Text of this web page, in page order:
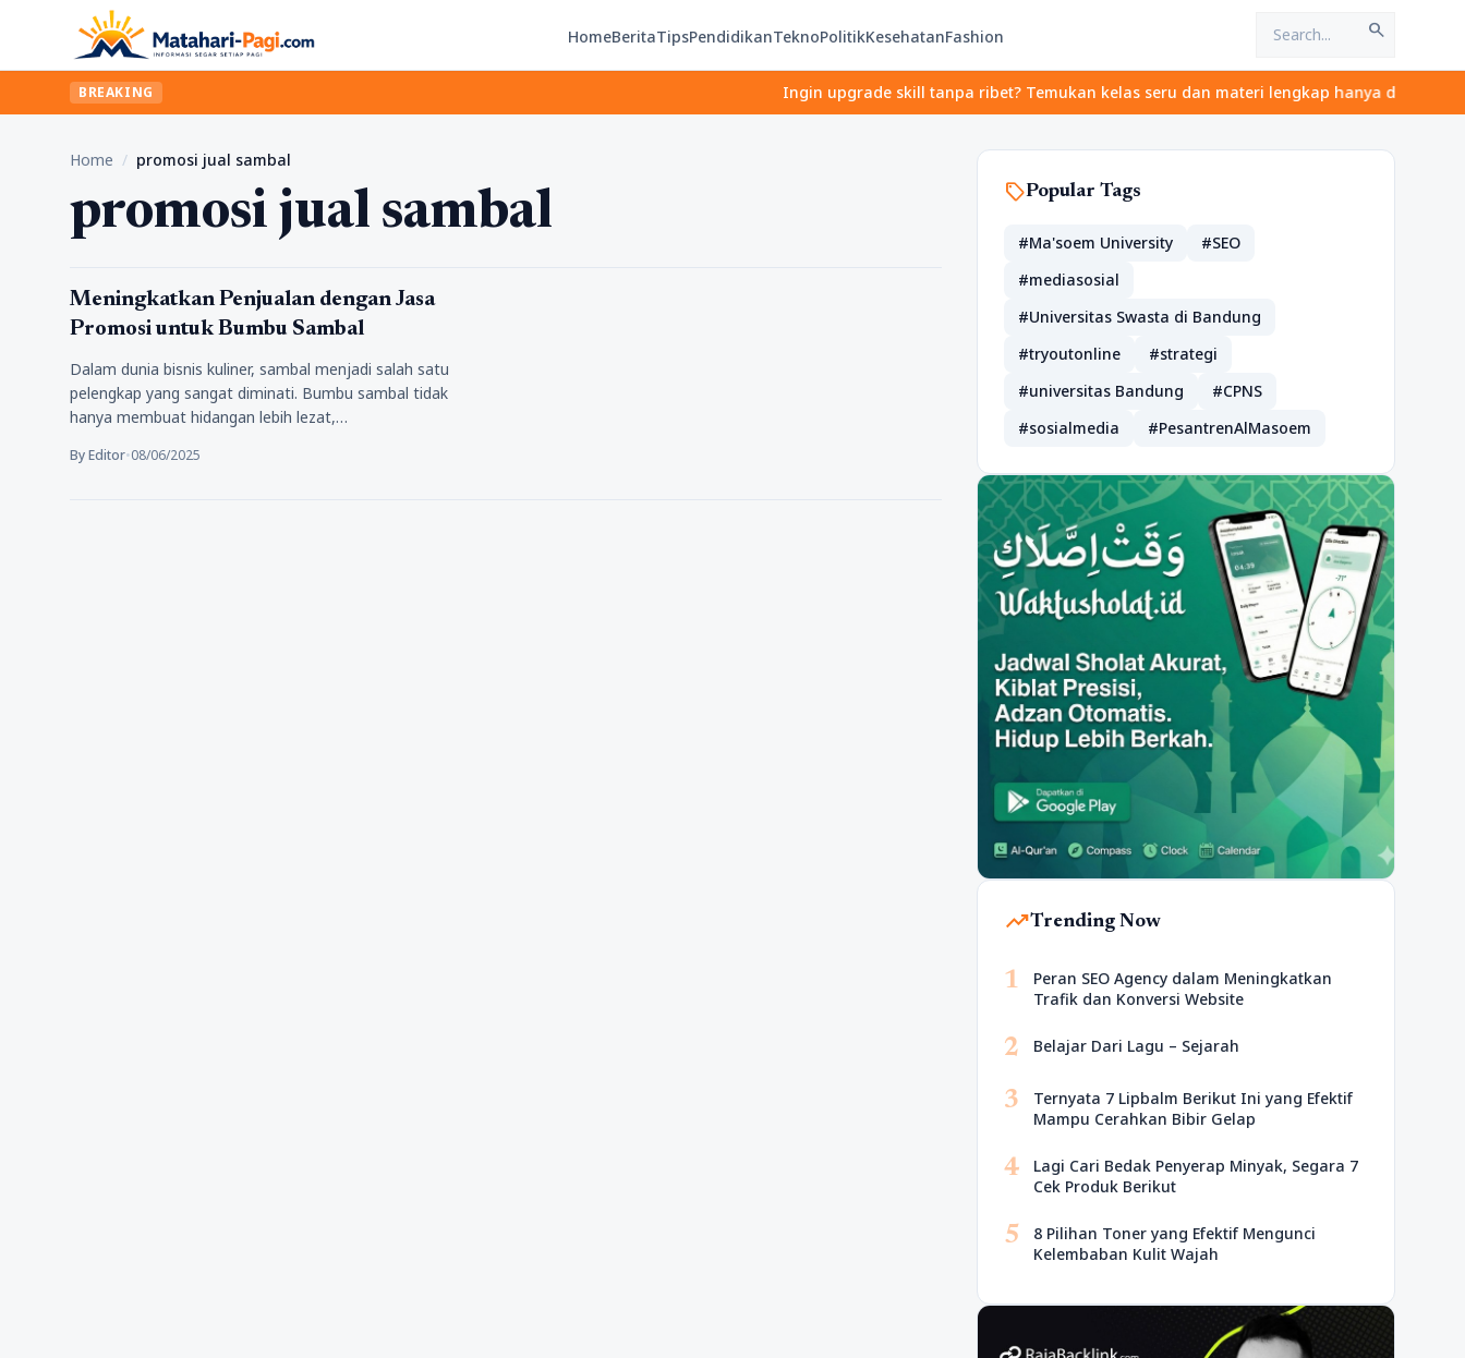
HomeBeritaTipsPendidikanTeknoPolitikKesehatanFashion search
BREAKING Ingin upgrade skill tanpa ribet? Temukan kelas seru dan materi lengkap hanya di
Home / promosi jual sambal
promosi jual sambal
Kuliner
Meningkatkan Penjualan dengan Jasa
Promosi untuk Bumbu Sambal
Dalam dunia bisnis kuliner, sambal menjadi salah satu
pelengkap yang sangat diminati. Bumbu sambal tidak
hanya membuat hidangan lebih lezat,…
By Editor•08/06/2025
sellPopular Tags
#Ma'soem University
#SEO
#mediasosial
#Universitas Swasta di Bandung
#tryoutonline
#strategi
#universitas Bandung
#CPNS
#sosialmedia
#PesantrenAlMasoem
trending_upTrending Now
1
Peran SEO Agency dalam Meningkatkan
Trafik dan Konversi Website
2 Belajar Dari Lagu – Sejarah
3
Ternyata 7 Lipbalm Berikut Ini yang Efektif
Mampu Cerahkan Bibir Gelap
4
Lagi Cari Bedak Penyerap Minyak, Segara 7
Cek Produk Berikut
5
8 Pilihan Toner yang Efektif Mengunci
Kelembaban Kulit Wajah